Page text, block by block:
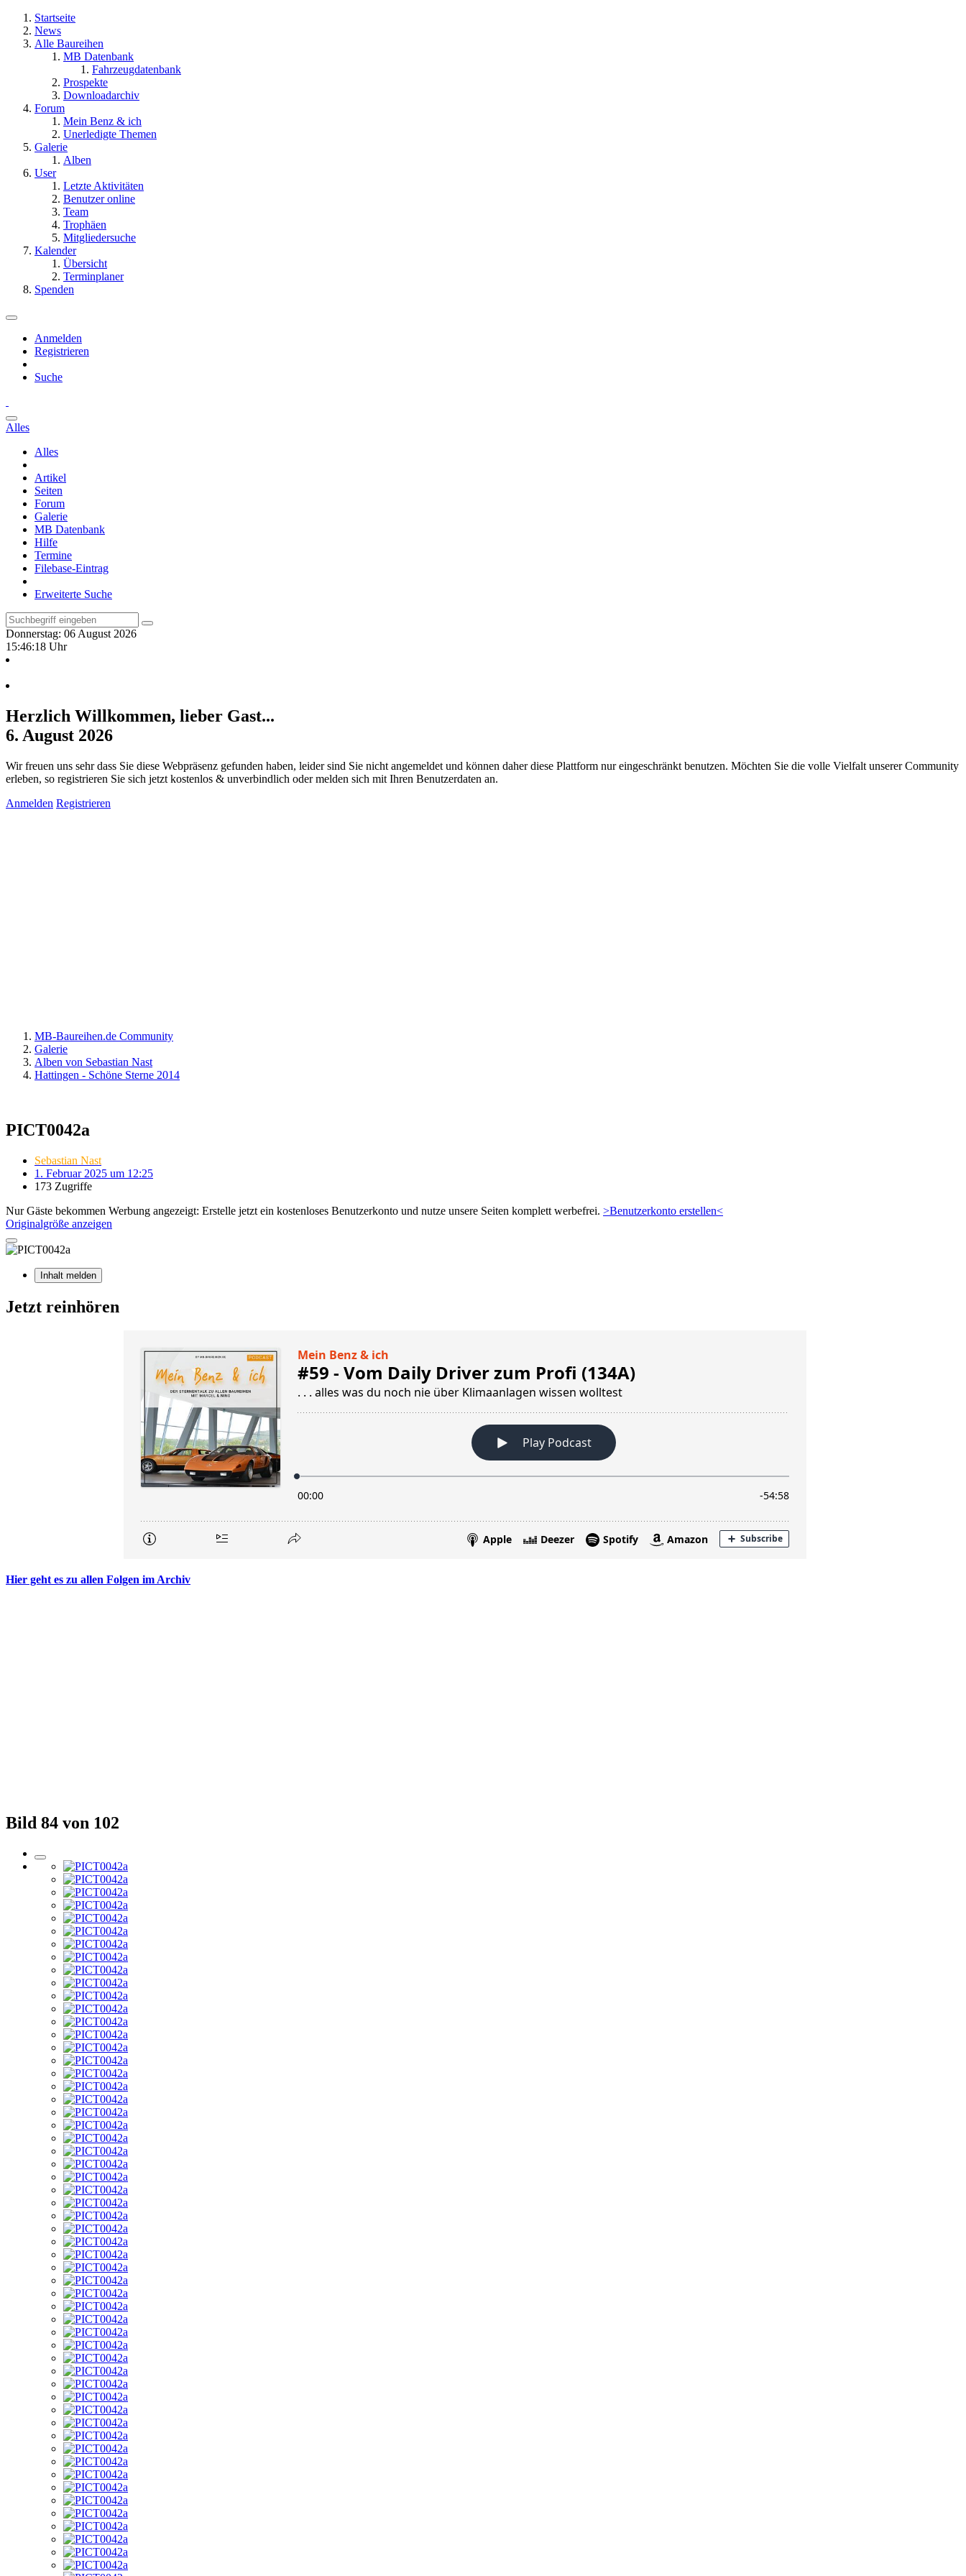
Startseite
News
Alle Baureihen
MB Datenbank
Fahrzeugdatenbank
Prospekte
Downloadarchiv
Forum
Mein Benz & ich
Unerledigte Themen
Galerie
Alben
User
Letzte Aktivitäten
Benutzer online
Team
Trophäen
Mitgliedersuche
Kalender
Übersicht
Terminplaner
Spenden
Anmelden
Registrieren
Suche
Alles
Alles
Artikel
Seiten
Forum
Galerie
MB Datenbank
Hilfe
Termine
Filebase-Eintrag
Erweiterte Suche
Donnerstag: 06 August 2026
15:46:19 Uhr
Herzlich Willkommen, lieber Gast...
6. August 2026
Wir freuen uns sehr dass Sie diese Webpräsenz gefunden haben, leider sind Sie nicht angemeldet und können daher diese Plattform nur eingeschränkt benutzen. Möchten Sie die volle Vielfalt unserer Community
erleben, so registrieren Sie sich jetzt kostenlos & unverbindlich oder melden sich mit Ihren Benutzerdaten an.
Anmelden Registrieren
MB-Baureihen.de Community
Galerie
Alben von Sebastian Nast
Hattingen - Schöne Sterne 2014
PICT0042a
Sebastian Nast
1. Februar 2025 um 12:25
173 Zugriffe
Nur Gäste bekommen Werbung angezeigt: Erstelle jetzt ein kostenloses Benutzerkonto und nutze unsere Seiten komplett werbefrei. >Benutzerkonto erstellen<
Originalgröße anzeigen
Inhalt melden
Jetzt reinhören
Hier geht es zu allen Folgen im Archiv
Bild 84 von 102